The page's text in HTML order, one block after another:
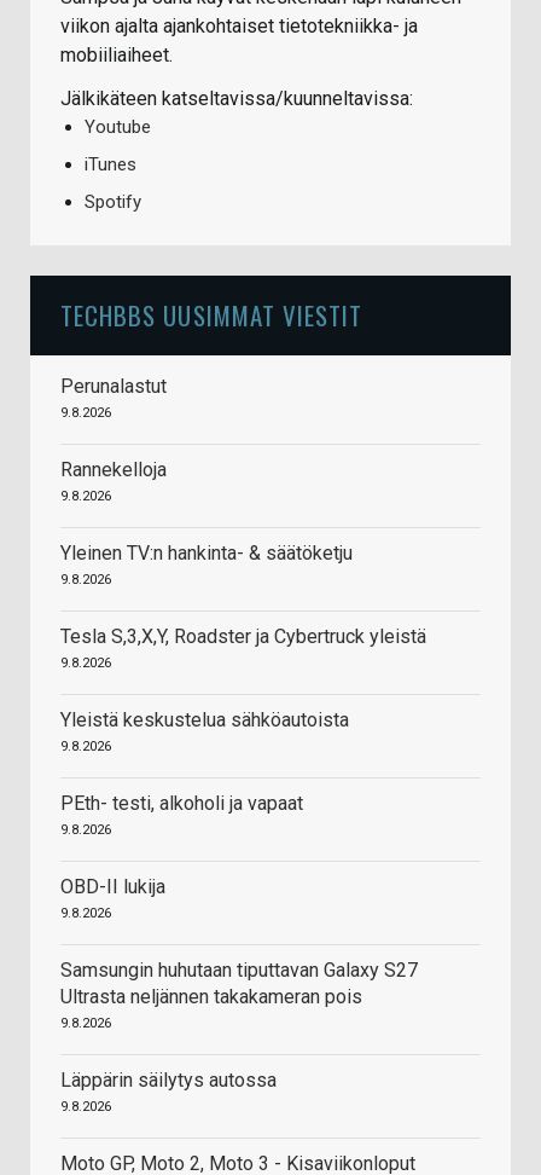
viikon ajalta ajankohtaiset tietotekniikka- ja
mobiiliaiheet.
Jälkikäteen katseltavissa/kuunneltavissa:
Youtube
iTunes
Spotify
TECHBBS UUSIMMAT VIESTIT
Perunalastut
9.8.2026
Rannekelloja
9.8.2026
Yleinen TV:n hankinta- & säätöketju
9.8.2026
Tesla S,3,X,Y, Roadster ja Cybertruck yleistä
9.8.2026
Yleistä keskustelua sähköautoista
9.8.2026
PEth- testi, alkoholi ja vapaat
9.8.2026
OBD-II lukija
9.8.2026
Samsungin huhutaan tiputtavan Galaxy S27
Ultrasta neljännen takakameran pois
9.8.2026
Läppärin säilytys autossa
9.8.2026
Moto GP, Moto 2, Moto 3 - Kisaviikonloput